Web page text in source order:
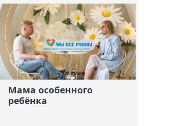
Мама особенного
ребёнка